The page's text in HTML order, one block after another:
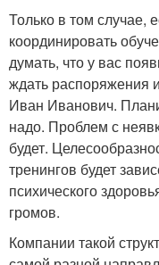
Только в том случае,
координировать
думать, что у вас
ждать распоряжения
Иван Иванович.
надо. Проблем с
будет.
тренингов будет
психического
громов.
Компании такой